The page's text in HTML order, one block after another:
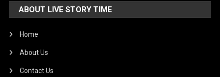
ABOUT LIVE STORY TIME
Home
About Us
Contact Us